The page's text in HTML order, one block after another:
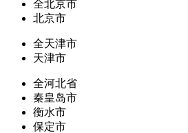
全北京市
北京市
全天津市
天津市
全河北省
秦皇岛市
衡水市
保定市